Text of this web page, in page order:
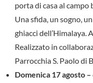
porta di casa al campo
Una sfida, un sogno,
ghiacci dell’Himalaya.
Realizzato in
Parrocchia S. Paolo di
Domenica 17 agosto